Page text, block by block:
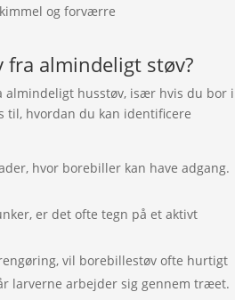
og forværre
almindeligt støv?
husstøv, især hvis du bor i
til, hvordan du kan identificere
hvor borebiller kan have adgang.
er det ofte tegn på et aktivt
vil borebillestøv ofte hurtigt
larverne arbejder sig gennem træet.